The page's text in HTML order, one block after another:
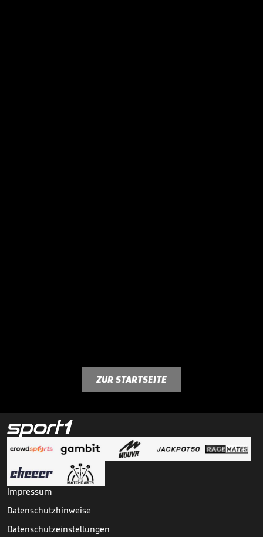
ZUR STARTSEITE
Impressum
Datenschutzhinweise
Datenschutzeinstellungen